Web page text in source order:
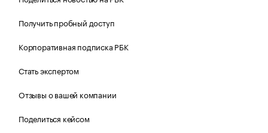
Получить пробный доступ
Корпоративная подписка РБК
Стать экспертом
Отзывы о вашей компании
Поделиться кейсом